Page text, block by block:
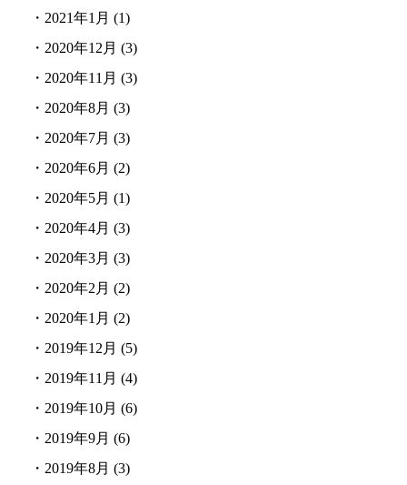
・ 2021年1月 (1)
・ 2020年12月 (3)
・ 2020年11月 (3)
・ 2020年8月 (3)
・ 2020年7月 (3)
・ 2020年6月 (2)
・ 2020年5月 (1)
・ 2020年4月 (3)
・ 2020年3月 (3)
・ 2020年2月 (2)
・ 2020年1月 (2)
・ 2019年12月 (5)
・ 2019年11月 (4)
・ 2019年10月 (6)
・ 2019年9月 (6)
・ 2019年8月 (3)